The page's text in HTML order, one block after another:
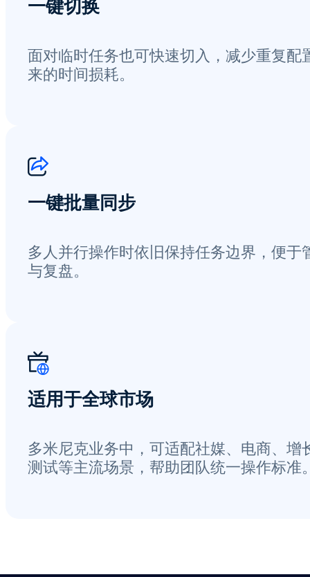
一键切换
面对临时任务也可快速切入，减少重复配
来的时间损耗。
一键批量同步
多人并行操作时依旧保持任务边界，便于
与复盘。
适用于全球市场
多米尼克业务中，可适配社媒、电商、增
测试等主流场景，帮助团队统一操作标准